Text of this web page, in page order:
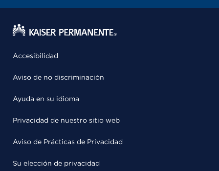
Accesibilidad
Aviso de no discriminación
Ayuda en su idioma
Privacidad de nuestro sitio web
Aviso de Prácticas de Privacidad
Su elección de privacidad